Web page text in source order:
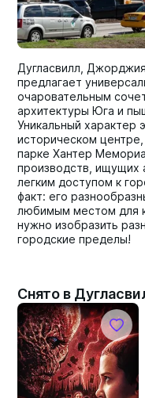
Дугласвилл,
предлагает
очаровательным
архитектуры Юга и
Уникальный характер
историческом
парке Хантер
производств, ищущих
легким доступом к
факт: его
любимым местом для
нужно изобразить
городские пределы!
Снято в